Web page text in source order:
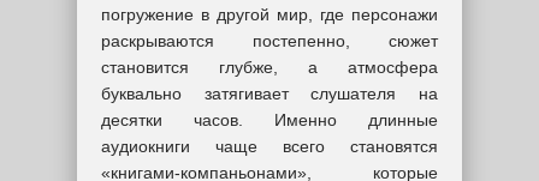
погружение в другой мир, где персонажи
раскрываются постепенно, сюжет
становится глубже, а атмосфера
буквально затягивает слушателя на
десятки часов. Именно длинные
аудиокниги чаще всего становятся
«книгами-компаньонами», которые